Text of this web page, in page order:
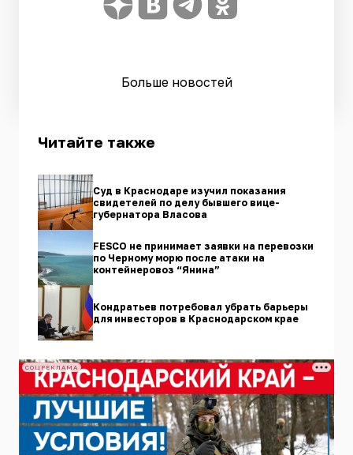
Больше новостей
Читайте также
Суд в Краснодаре изучил показания
свидетелей по делу бывшего вице-
губернатора Власова
FESCO не принимает заявки на перевозки
по Черному морю после атаки на
контейнеровоз “Янина”
Кондратьев потребовал убрать барьеры
для инвесторов в Краснодарском крае
СОЦРЕКЛАМА